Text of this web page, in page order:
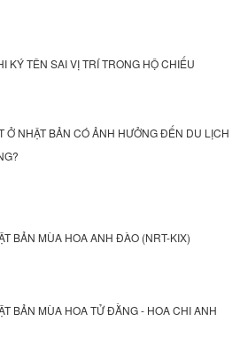
KÝ TÊN SAI VỊ TRÍ TRONG HỘ CHIẾU
Ở NHẬT BẢN CÓ ẢNH HƯỞNG ĐẾN DU LỊCH
BẢN MÙA HOA ANH ĐÀO (NRT-KIX)
BẢN MÙA HOA TỬ ĐẰNG - HOA CHI ANH